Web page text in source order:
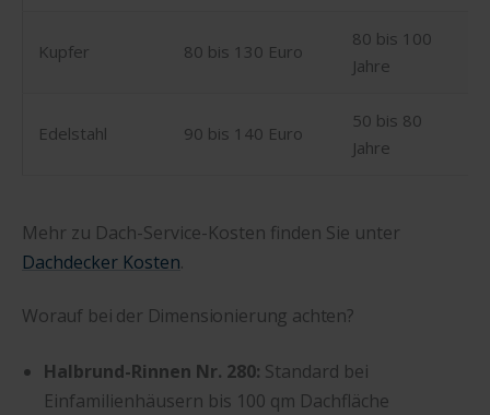
Kupfer 80 bis 130 Euro
80 bis 100
Jahre
Edelstahl 90 bis 140 Euro
50 bis 80
Jahre
Mehr zu Dach-Service-Kosten finden Sie unter
Dachdecker Kosten.
Worauf bei der Dimensionierung achten?
Halbrund-Rinnen Nr. 280: Standard bei
Einfamilienhäusern bis 100 qm Dachfläche